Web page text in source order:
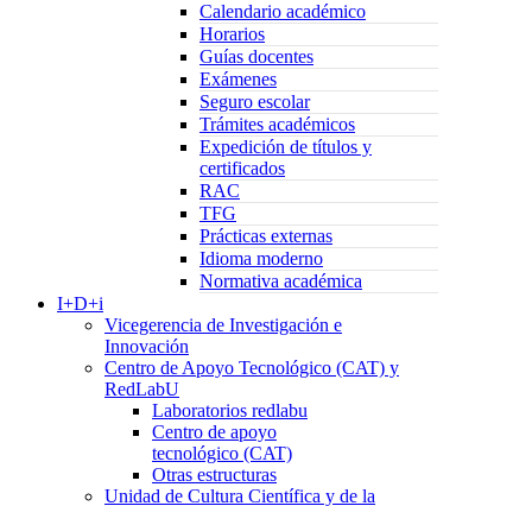
Calendario académico
Horarios
Guías docentes
Exámenes
Seguro escolar
Trámites académicos
Expedición de títulos y
certificados
RAC
TFG
Prácticas externas
Idioma moderno
Normativa académica
I+D+i
Vicegerencia de Investigación e
Innovación
Centro de Apoyo Tecnológico (CAT) y
RedLabU
Laboratorios redlabu
Centro de apoyo
tecnológico (CAT)
Otras estructuras
Unidad de Cultura Científica y de la